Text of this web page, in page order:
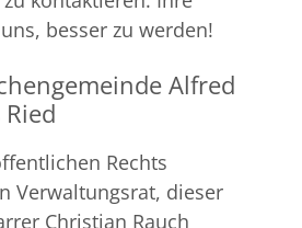
besser zu werden!
Alfred
Rechts
Verwaltungsrat, dieser
Christian Rauch